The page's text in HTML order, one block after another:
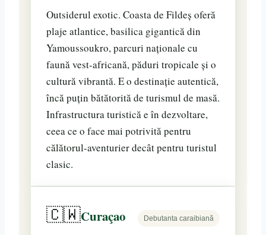
Outsiderul exotic. Coasta de Fildeș oferă
plaje atlantice, basilica gigantică din
Yamoussoukro, parcuri naționale cu
faună vest-africană, păduri tropicale și o
cultură vibrantă. E o destinație autentică,
încă puțin bătătorită de turismul de masă.
Infrastructura turistică e în dezvoltare,
ceea ce o face mai potrivită pentru
călătorul-aventurier decât pentru turistul
clasic.
🇨🇼Curaçao Debutanta caraibiană